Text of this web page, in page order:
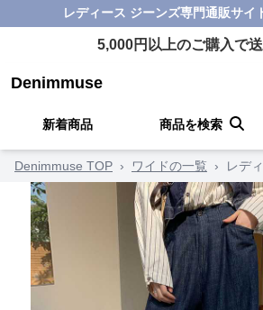
レディース ジーンズ専門通販サイ
5,000円以上のご購入で
Denimmuse
新着商品 商品を検索
Denimmuse TOP › ワイドの一覧 › レデ